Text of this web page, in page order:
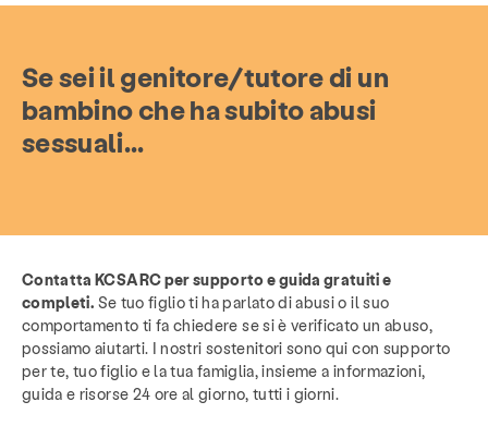
Se sei il genitore/tutore di un
bambino che ha subito abusi
sessuali...
Contatta KCSARC per supporto e guida gratuiti e
completi. Se tuo figlio ti ha parlato di abusi o il suo
comportamento ti fa chiedere se si è verificato un abuso,
possiamo aiutarti. I nostri sostenitori sono qui con supporto
per te, tuo figlio e la tua famiglia, insieme a informazioni,
guida e risorse 24 ore al giorno, tutti i giorni.